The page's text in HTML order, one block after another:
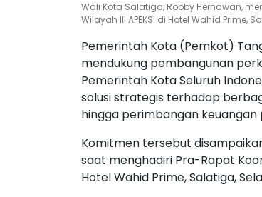
Wali Kota Salatiga, Robby Hernawan,
Wilayah III APEKSI di Hotel Wahid
Pemerintah Kota (Pemkot)
mendukung pembangunan
Pemerintah Kota Seluruh
solusi strategis terhadap
hingga perimbangan keuangan
Komitmen tersebut
saat menghadiri Pra-Rapat
Hotel Wahid Prime, Salatiga,